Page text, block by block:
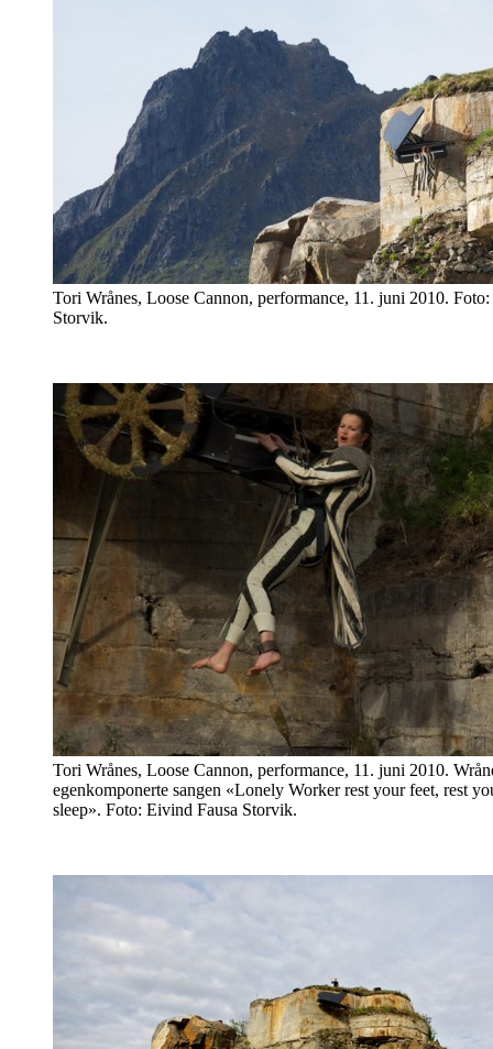
Tori Wrånes, Loose Cannon, performance, 11. juni 2010.
Storvik.
Tori Wrånes, Loose Cannon, performance, 11. juni 2010.
egenkomponerte sangen «Lonely Worker rest your feet, rest
sleep». Foto: Eivind Fausa Storvik.